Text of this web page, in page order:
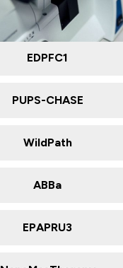
EDPFC1
PUPS-CHASE
WildPath
ABBa
EPAPRU3